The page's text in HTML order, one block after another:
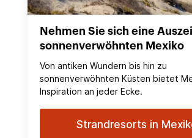
Nehmen Sie sich eine
sonnenverwöhnten Mexiko
Von antiken Wundern bis hin zu
sonnenverwöhnten Küsten bietet
Inspiration an jeder Ecke.
Strandresorts in